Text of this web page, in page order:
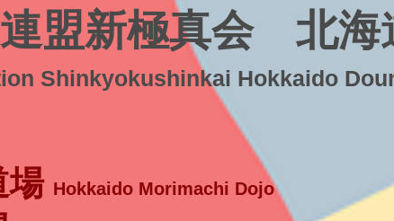
盟新極真会 北海
Shinkyokushinkai Hokkaido
場 Hokkaido Morimachi Dojo